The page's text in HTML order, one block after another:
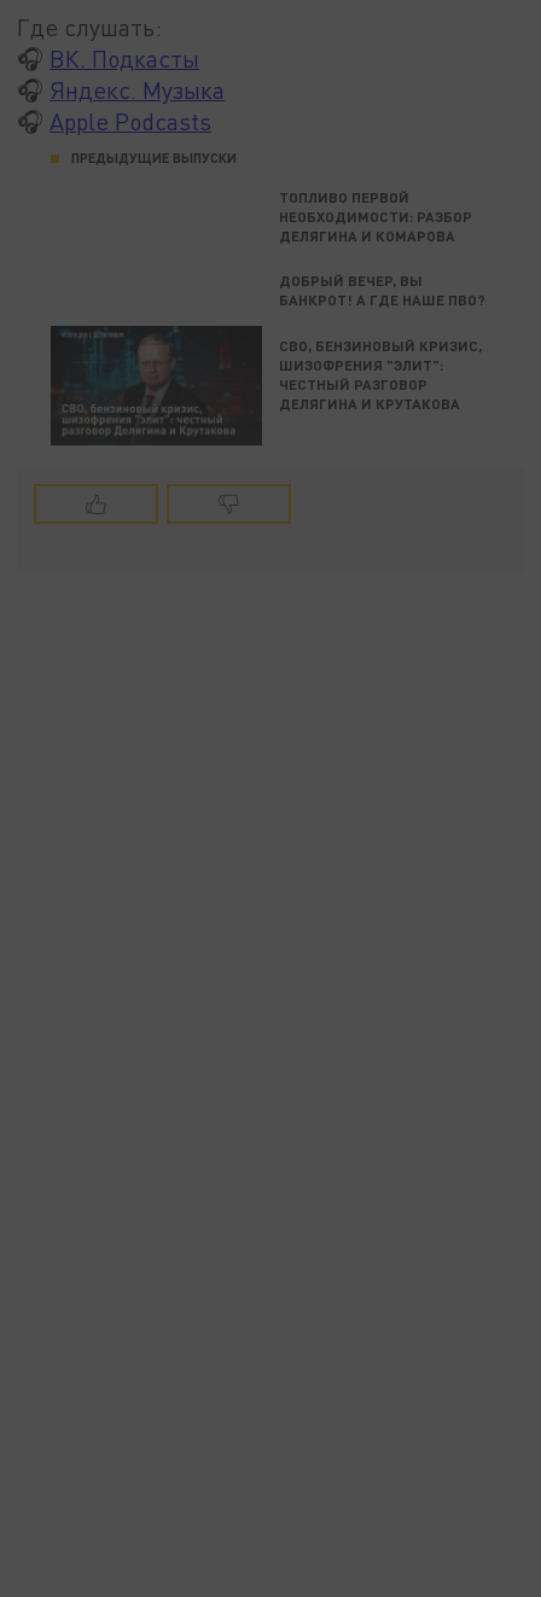
Где слушать:
🎧 ВК. Подкасты
🎧 Яндекс. Музыка
🎧 Apple Podcasts
ПРЕДЫДУЩИЕ ВЫПУСКИ
ТОПЛИВО ПЕРВОЙ
НЕОБХОДИМОСТИ: РАЗБОР
ДЕЛЯГИНА И КОМАРОВА
ДОБРЫЙ ВЕЧЕР, ВЫ
БАНКРОТ! А ГДЕ НАШЕ ПВО?
СВО, БЕНЗИНОВЫЙ КРИЗИС,
ШИЗОФРЕНИЯ "ЭЛИТ":
ЧЕСТНЫЙ РАЗГОВОР
ДЕЛЯГИНА И КРУТАКОВА